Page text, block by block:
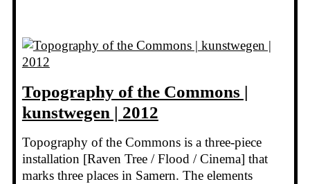
Topography of the Commons |
kunstwegen | 2012
Topography of the Commons is a three-piece
installation [Raven Tree / Flood / Cinema] that
marks three places in Samern. The elements